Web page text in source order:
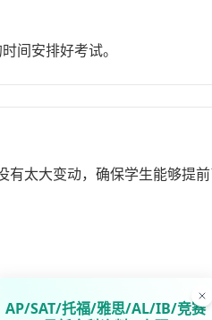
间安排好考试。
有太大变动，确保学生能够提
AP/SAT/托福/雅思/AL/IB/竞赛